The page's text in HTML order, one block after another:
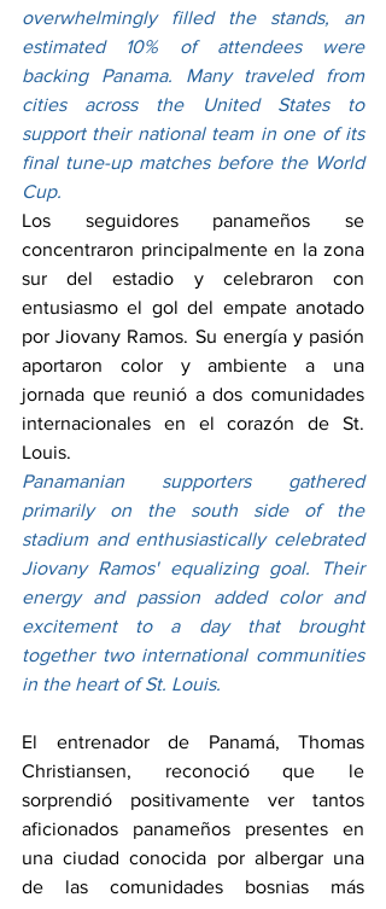
overwhelmingly filled the stands, an
estimated 10% of attendees were
backing Panama. Many traveled from
cities across the United States to
support their national team in one of its
final tune-up matches before the World
Cup.
Los seguidores panameños se
concentraron principalmente en la zona
sur del estadio y celebraron con
entusiasmo el gol del empate anotado
por Jiovany Ramos. Su energía y pasión
aportaron color y ambiente a una
jornada que reunió a dos comunidades
internacionales en el corazón de St.
Louis.
Panamanian supporters gathered
primarily on the south side of the
stadium and enthusiastically celebrated
Jiovany Ramos' equalizing goal. Their
energy and passion added color and
excitement to a day that brought
together two international communities
in the heart of St. Louis.
El entrenador de Panamá, Thomas
Christiansen, reconoció que le
sorprendió positivamente ver tantos
aficionados panameños presentes en
una ciudad conocida por albergar una
de las comunidades bosnias más